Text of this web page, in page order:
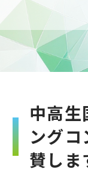
中高
ング
賛しま